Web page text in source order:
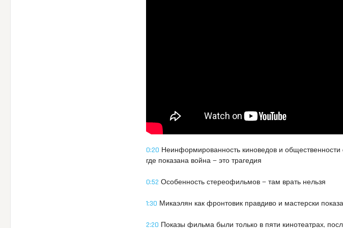
0:20 Неинформированность киноведов и
где показана война — это трагедия
0:52 Особенность стереофильмов — там врать нельзя
1:30 Микаэлян как фронтовик правдиво и мастерски
2:20 Показы фильма были только в пяти кинотеатрах,